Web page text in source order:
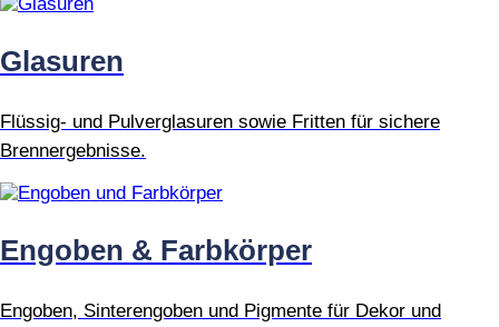
Glasuren
Flüssig- und Pulverglasuren sowie Fritten für sichere
Brennergebnisse.
Engoben & Farbkörper
Engoben, Sinterengoben und Pigmente für Dekor und